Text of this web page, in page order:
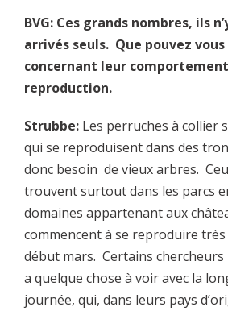
BVG: Ces grands nombres, ils
arrivés seuls. Que pouvez
concernant leur
reproduction.
Strubbe: Les perruches à collier
qui se reproduisent dans des
donc besoin de vieux arbres.
trouvent surtout dans les parcs
domaines appartenant aux
commencent à se reproduire
début mars. Certains chercheurs
a quelque chose à voir avec la
journée, qui, dans leurs pays